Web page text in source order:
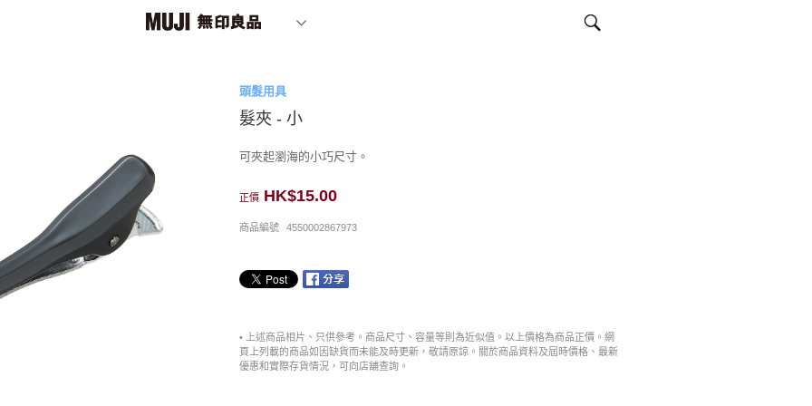
頭髮用具
髮夾 - 小
可夾起瀏海的小巧尺寸。
正價 HK$15.00
商品編號 4550002867973
• 上述商品相片、只供參考。商品尺寸、容量等則為近似值。以上價格為商品正價。網
頁上列載的商品如因缺貨而未能及時更新，敬請原諒。關於商品資料及屆時價格、最新
優惠和實際存貨情況，可向店舖查詢。